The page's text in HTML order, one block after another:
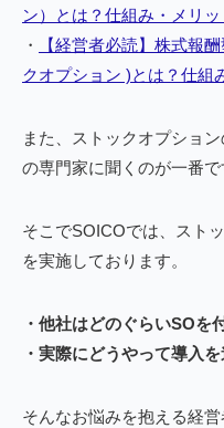
ン）とは？仕組み・メリ
・
【経営者必読】株式報
クオプション )とは？仕組
また、ストックオプショ
の専門家に聞くのが一番で
そこでSOICOでは、スト
を実施しております。
・他社はどのぐらいSOを
・実際にどうやって導入
そんなお悩みを抱える経